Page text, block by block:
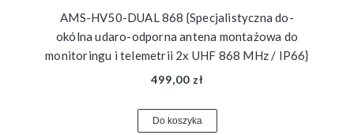
AMS-HV50-DUAL 868 {Specjalistyczna do-
okólna udaro-odporna antena montażowa do
monitoringu i telemetrii 2x UHF 868 MHz / IP66}
499,00 zł
Do koszyka